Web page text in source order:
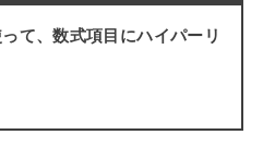
て、数式項目にハイパーリ